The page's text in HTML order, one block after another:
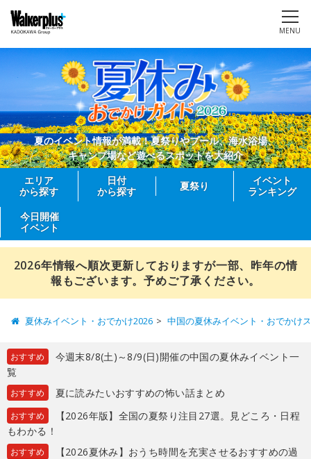
MENU
夏のイベント情報が満載！夏祭りやプール、海水浴場、
キャンプ場など遊べるスポットを大紹介
エリア
から探す
日付
から探す
夏祭り
イベント
ランキング
今日開催
イベント
2026年情報へ順次更新しておりますが一部、昨年の情
報もございます。予めご了承ください。
夏休みイベント・おでかけ2026 中国の夏休みイベント・おでかけ
おすすめ
今週末8/8(土)～8/9(日)開催の中国の夏休みイベント一
覧
おすすめ 夏に読みたいおすすめの怖い話まとめ
おすすめ
【2026年版】全国の夏祭り注目27選。見どころ・日程
もわかる！
おすすめ
【2026夏休み】おうち時間を充実させるおすすめの過